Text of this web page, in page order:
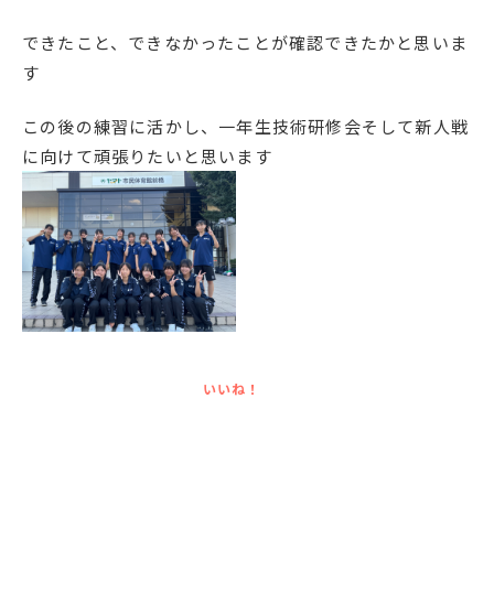
English
プライバシーポリシー
できたこと、できなかったことが確認できたかと思いま
す
この後の練習に活かし、一年生技術研修会そして新人戦
に向けて頑張りたいと思います
いいね！